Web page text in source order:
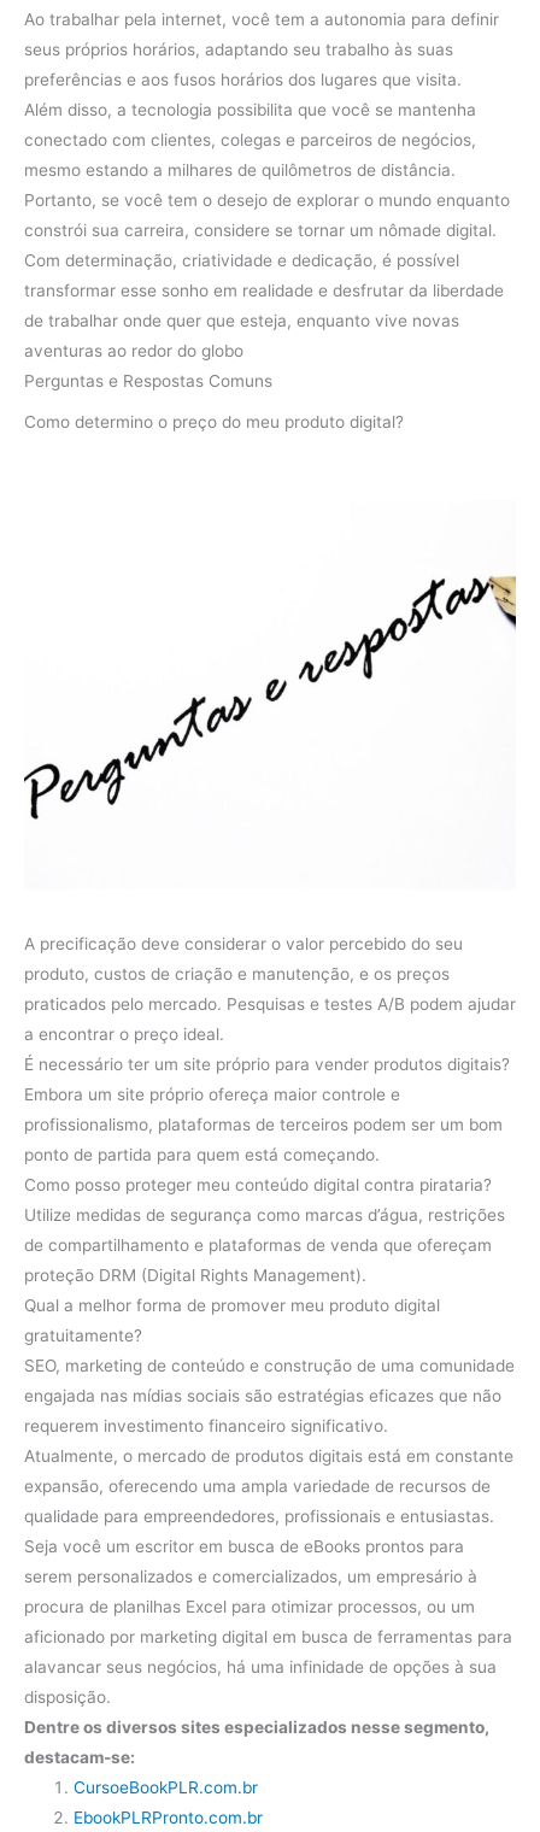
Ao trabalhar pela internet, você tem a autonomia para definir
seus próprios horários, adaptando seu trabalho às suas
preferências e aos fusos horários dos lugares que visita.
Além disso, a tecnologia possibilita que você se mantenha
conectado com clientes, colegas e parceiros de negócios,
mesmo estando a milhares de quilômetros de distância.
Portanto, se você tem o desejo de explorar o mundo enquanto
constrói sua carreira, considere se tornar um nômade digital.
Com determinação, criatividade e dedicação, é possível
transformar esse sonho em realidade e desfrutar da liberdade
de trabalhar onde quer que esteja, enquanto vive novas
aventuras ao redor do globo
Perguntas e Respostas Comuns
Como determino o preço do meu produto digital?
A precificação deve considerar o valor percebido do seu
produto, custos de criação e manutenção, e os preços
praticados pelo mercado. Pesquisas e testes A/B podem ajudar
a encontrar o preço ideal.
É necessário ter um site próprio para vender produtos digitais?
Embora um site próprio ofereça maior controle e
profissionalismo, plataformas de terceiros podem ser um bom
ponto de partida para quem está começando.
Como posso proteger meu conteúdo digital contra pirataria?
Utilize medidas de segurança como marcas d’água, restrições
de compartilhamento e plataformas de venda que ofereçam
proteção DRM (Digital Rights Management).
Qual a melhor forma de promover meu produto digital
gratuitamente?
SEO, marketing de conteúdo e construção de uma comunidade
engajada nas mídias sociais são estratégias eficazes que não
requerem investimento financeiro significativo.
Atualmente, o mercado de produtos digitais está em constante
expansão, oferecendo uma ampla variedade de recursos de
qualidade para empreendedores, profissionais e entusiastas.
Seja você um escritor em busca de eBooks prontos para
serem personalizados e comercializados, um empresário à
procura de planilhas Excel para otimizar processos, ou um
aficionado por marketing digital em busca de ferramentas para
alavancar seus negócios, há uma infinidade de opções à sua
disposição.
Dentre os diversos sites especializados nesse segmento,
destacam-se:
CursoeBookPLR.com.br
EbookPLRPronto.com.br